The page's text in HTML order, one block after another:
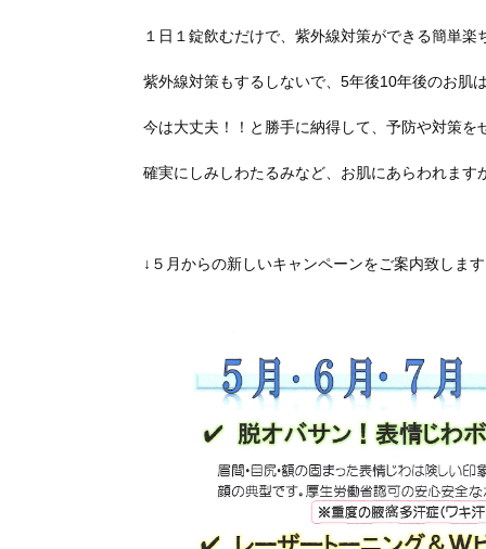
１日１錠飲むだけで、紫外線対策ができる簡単
紫外線対策もするしないで、5年後10年後のお肌
今は大丈夫！！と勝手に納得して、予防や対策を
確実にしみしわたるみなど、お肌にあらわれます
↓５月からの新しいキャンペーンをご案内致しま